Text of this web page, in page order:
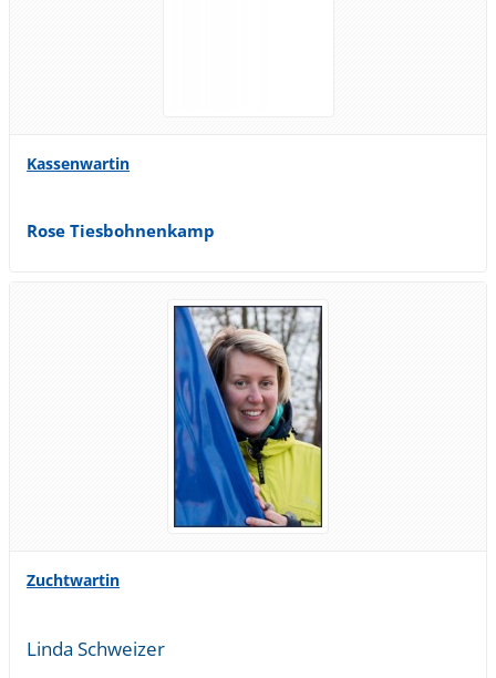
Kassenwartin
Rose Tiesbohnenkamp
Zuchtwartin
Linda Schweizer